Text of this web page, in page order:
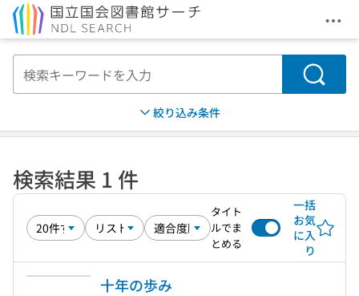
メ
検索
絞り込み条件
検索結果 1 件
タイト
ルでま
とめる
一括
お気
に入
り
十年の歩み